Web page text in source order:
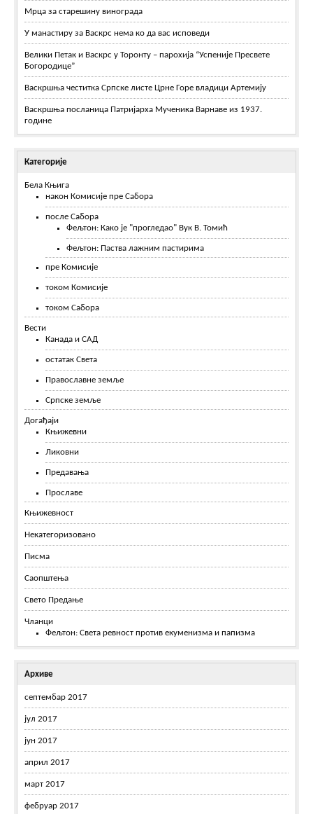
Мрца за старешину винограда
У манастиру за Васкрс нема ко да вас исповеди
Велики Петак и Васкрс у Торонту – парохија “Успеније Пресвете
Богородице”
Васкршња честитка Српске листе Црне Горе владици Артемију
Васкршња посланица Патријарха Мученика Варнаве из 1937.
године
Категорије
Бела Књига
након Комисије пре Сабора
после Сабора
Фељтон: Како је "прогледао" Вук В. Томић
Фељтон: Паства лажним пастирима
пре Комисије
током Комисије
током Сабора
Вести
Канада и САД
остатак Света
Православне земље
Српске земље
Догађаји
Књижевни
Ликовни
Предавања
Прославе
Књижевност
Некатегоризовано
Писма
Саопштења
Свето Предање
Чланци
Фељтон: Света ревност против екуменизма и папизма
Архиве
септембар 2017
јул 2017
јун 2017
април 2017
март 2017
фебруар 2017